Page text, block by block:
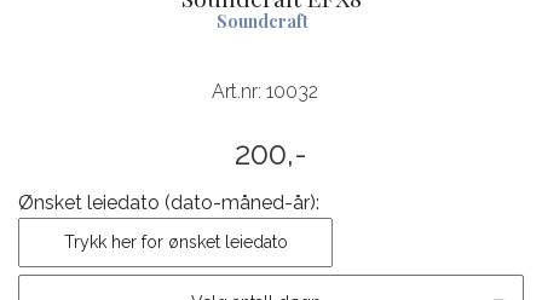
Soundcraft
Art.nr: 10032
200,-
Ønsket leiedato (dato-måned-år):